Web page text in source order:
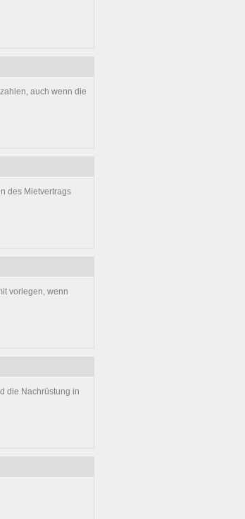
auch wenn die
des Mietvertrags
vorlegen, wenn
die Nachrüstung in